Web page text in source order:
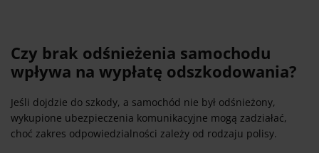
Czy brak odśnieżenia samochodu
wpływa na wypłatę odszkodowania?
Jeśli dojdzie do szkody, a samochód nie był odśnieżony,
wykupione ubezpieczenia komunikacyjne mogą zadziałać,
choć zakres odpowiedzialności zależy od rodzaju polisy.